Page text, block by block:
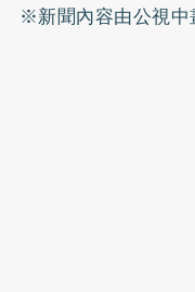
※新聞內容由公視中